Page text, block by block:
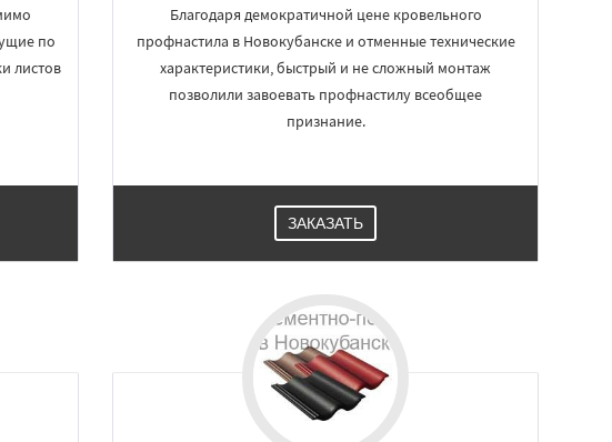
по
листов
Благодаря демократичной цене кровельного
профнастила в Новокубанске и отменные технические
характеристики, быстрый и не сложный монтаж
позволили завоевать профнастилу всеобщее
признание.
ЗАКАЗАТЬ